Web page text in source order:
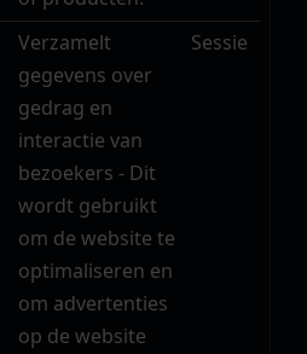
Verzamelt
gegevens over
gedrag en
interactie van
bezoekers - Dit
wordt gebruikt
om de website te
optimaliseren en
om advertenties
op de website
Sessie